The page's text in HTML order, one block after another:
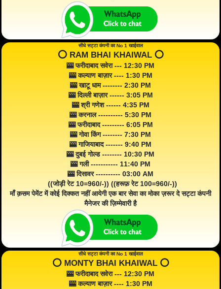
सीधे सट्टा कंपनी का No 1 खाईवाल
⭕️ RAM BHAI KHAIWAL ⭕️
🎰 फरीदाबाद सवेरा --- 12:30 PM
🎰 कल्याण बाज़ार ---- 1:30 PM
🎰 खाटू धाम -------- 2:30 PM
🎰 दिल्ली बाज़ार ------ 3:05 PM
🎰 श्री गणेश ------ 4:35 PM
🎰 करनाल ---------- 5:30 PM
🎰 फरीदाबाद --------- 6:05 PM
🎰 गोवा किंग -------- 7:30 PM
🎰 गाजियाबाद ------- 9:40 PM
🎰 दुबई गोल्ड -------- 10:30 PM
🎰 गली ----------- 11:40 PM
🎰 दिसावर ---------- 03:00 AM
((जोड़ी रेट 10=960/-)) ((हरूफ़ रेट 100=960/-))
माँ क़सम पेमेंट में कोई दिक्कत नहीं आयेगी एक बार सेवा का मोका ज़रूर दे सट्टा कंपनी
मैनेजर की ज़िम्मेवारी है
सीधे सट्टा कंपनी का No 1 खाईवाल
⭕️ MONTY BHAI KHAIWAL ⭕️
🎰 फरीदाबाद सवेरा --- 12:30 PM
🎰 कल्याण बाज़ार ---- 1:30 PM